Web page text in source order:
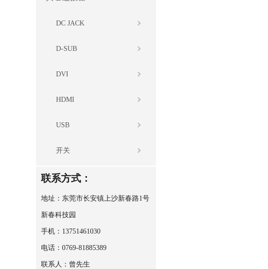
DC JACK
D-SUB
DVI
HDMI
USB
开关
联系方式：
地址：东莞市长安镇上沙新春路1号
新春科技园
手机：13751461030
电话：0769-81885389
联系人：曾先生